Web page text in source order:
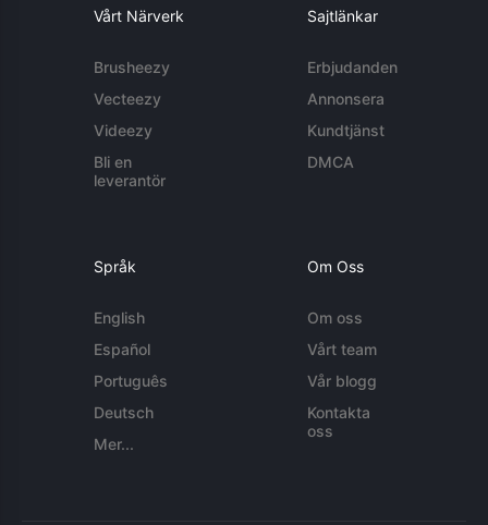
Vårt Närverk
Brusheezy
Vecteezy
Videezy
Bli en
leverantör
Sajtlänkar
Erbjudanden
Annonsera
Kundtjänst
DMCA
Språk
English
Español
Português
Deutsch
Mer...
Om Oss
Om oss
Vårt team
Vår blogg
Kontakta
oss